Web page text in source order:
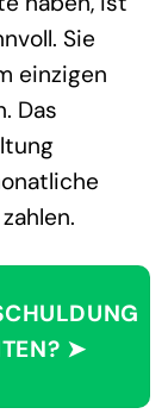
Sie
einzigen
Das
➤